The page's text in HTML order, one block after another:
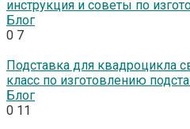
инструкция и советы по
Блог
0 7
Подставка для квадроцикла
класс по изготовлению
Блог
0 11